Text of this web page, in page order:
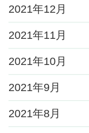
2021年12月
2021年11月
2021年10月
2021年9月
2021年8月